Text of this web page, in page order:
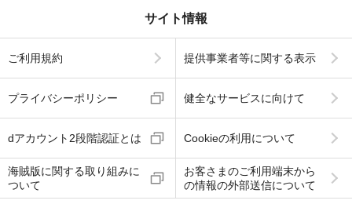
サイト情報
ご利用規約 提供事業者等に関する表示
プライバシーポリシー 健全なサービスに向けて
dアカウント2段階認証とは Cookieの利用について
海賊版に関する取り組みに
ついて
お客さまのご利用端末から
の情報の外部送信について